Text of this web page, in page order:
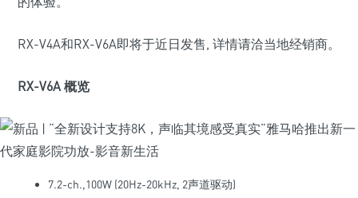
RX-V4A和RX-V6A即将于近日发售, 详情请洽当地经销商。
RX-V6A 概览
7.2-ch.,100W (20Hz-20kHz, 2声道驱动)